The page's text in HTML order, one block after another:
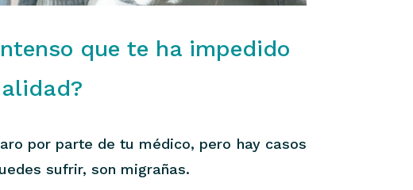
que te ha impedido
por parte de tu médico, pero hay casos
sufrir, son migrañas.